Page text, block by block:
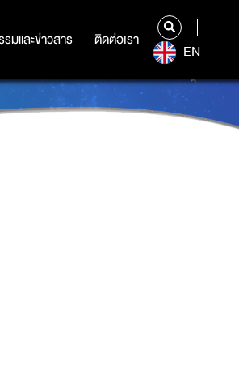
รมและข่าวสาร ติดต่อเรา
มและข่าวสาร ติดต่อเรา
EN